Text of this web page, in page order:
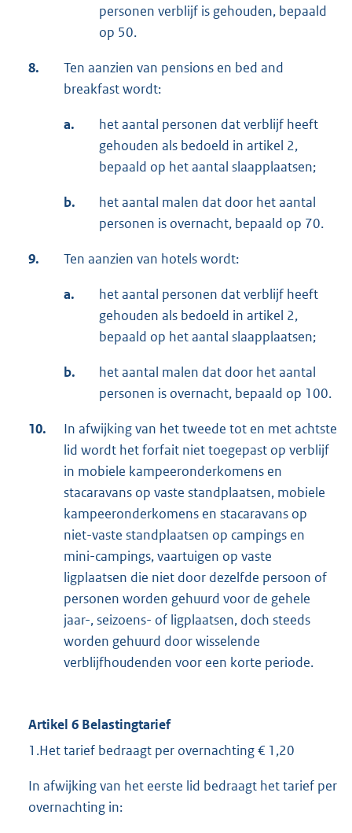
personen verblijf is gehouden, bepaald
op 50.
8.
Ten aanzien van pensions en bed and
breakfast wordt:
a.
het aantal personen dat verblijf heeft
gehouden als bedoeld in artikel 2,
bepaald op het aantal slaapplaatsen;
b.
het aantal malen dat door het aantal
personen is overnacht, bepaald op 70.
9. Ten aanzien van hotels wordt:
a.
het aantal personen dat verblijf heeft
gehouden als bedoeld in artikel 2,
bepaald op het aantal slaapplaatsen;
b.
het aantal malen dat door het aantal
personen is overnacht, bepaald op 100.
10.
In afwijking van het tweede tot en met achtste
lid wordt het forfait niet toegepast op verblijf
in mobiele kampeeronderkomens en
stacaravans op vaste standplaatsen, mobiele
kampeeronderkomens en stacaravans op
niet-vaste standplaatsen op campings en
mini-campings, vaartuigen op vaste
ligplaatsen die niet door dezelfde persoon of
personen worden gehuurd voor de gehele
jaar-, seizoens- of ligplaatsen, doch steeds
worden gehuurd door wisselende
verblijfhoudenden voor een korte periode.
Artikel 6 Belastingtarief
1.Het tarief bedraagt per overnachting € 1,20
In afwijking van het eerste lid bedraagt het tarief per
overnachting in: